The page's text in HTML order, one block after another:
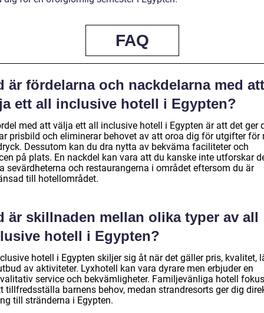
FAQ
är fördelarna och nackdelarna med att
ett all inclusive hotell i Egypten?
med att välja ett all inclusive hotell i Egypten är att det ger
prisbild och eliminerar behovet av att oroa dig för utgifter för
Dessutom kan du dra nytta av bekväma faciliteter och
på plats. En nackdel kan vara att du kanske inte utforskar
sevärdheterna och restaurangerna i området eftersom du är
till hotellområdet.
är skillnaden mellan olika typer av all
hotell i Egypten?
hotell i Egypten skiljer sig åt när det gäller pris, kvalitet,
av aktiviteter. Lyxhotell kan vara dyrare men erbjuder en
service och bekvämligheter. Familjevänliga hotell
tillfredsställa barnens behov, medan strandresorts ger dig
till stränderna i Egypten.